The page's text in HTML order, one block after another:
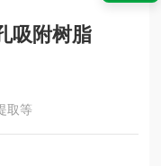
吸附树脂
取等